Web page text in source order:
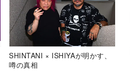
SHINTANI × ISHIYAが明かす、
噂の真相